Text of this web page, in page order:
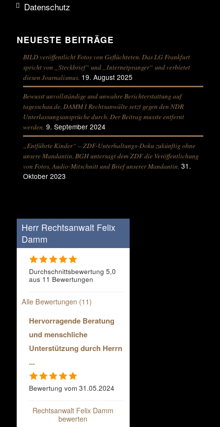
Datenschutz
NEUESTE BEITRÄGE
BILD veröffentlicht Fotos von Geflüchteten. Das LG Frankfurt
spricht von „Steckbrief“ und „Internetpranger“ und verbietet
diesen Journalismus. 19. August 2025
Bewusst unvollständige und unwahre Berichterstattung auf
tagesschau.de. DAMM I Rechtsanwälte setzt gegen den NDR
Unterlassungsansprüche durch. Der Beitrag musste entfernt
werden. 9. September 2024
„Entführte Kinder“ – ZDF-Unterhaltungs-Doku zukünftig ohne
unsere Mandantin. BGH untersagt dem ZDF die Veröffentlichung
von Fotos, Audio-Mitschnitt und Brief unserer Mandantin. 31.
Oktober 2023
Herr Rechtsanwalt Felix
Damm
Durchschnittsbewertung 5,0
aus 11 Bewertungen
Alle Bewertungen (11)
Hervorragende Beratung
und menschliche
Unterstützung durch Herrn
...
Bewertung vom 31.05.2024
Rechtsanwalt Felix Damm
bewerten